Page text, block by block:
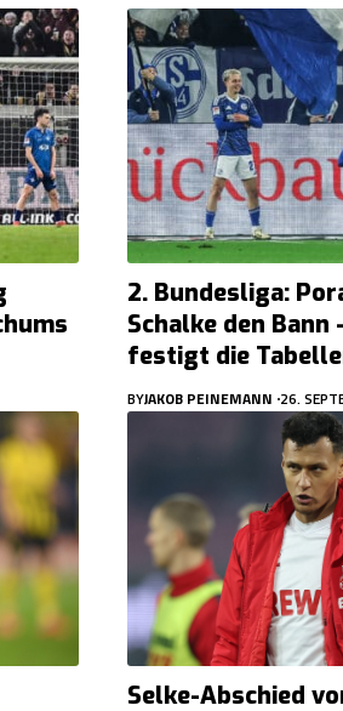
2. Bundesliga:
Schalke den Bann
festigt die
BYJAKOB PEINEMANN 26.
Selke-Abschied